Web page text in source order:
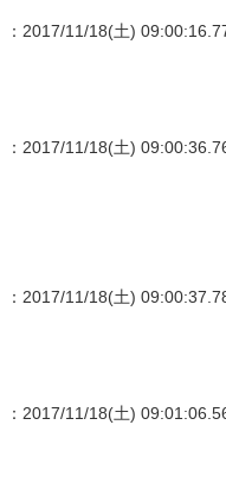
：2017/11/18(土)
：2017/11/18(土)
：2017/11/18(土)
：2017/11/18(土)